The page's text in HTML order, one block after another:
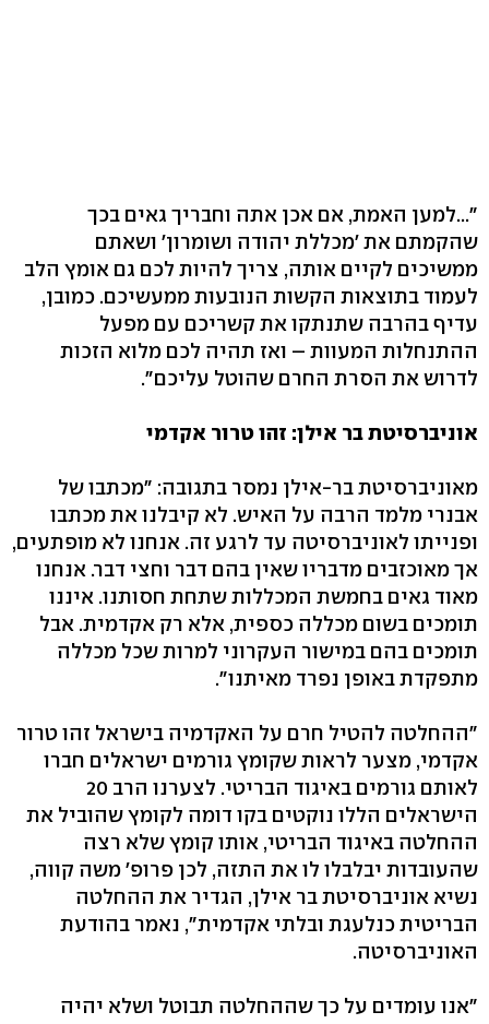
"...למען האמת, אם אכן אתה וחבריך גאים בכך
שהקמתם את 'מכללת יהודה ושומרון' ושאתם
ממשיכים לקיים אותה, צריך להיות לכם גם אומץ הלב
לעמוד בתוצאות הקשות הנובעות ממעשיכם. כמובן,
עדיף בהרבה שתנתקו את קשריכם עם מפעל
ההתנחלות המעוות – ואז תהיה לכם מלוא הזכות
לדרוש את הסרת החרם שהוטל עליכם".
אוניברסיטת בר אילן: זהו טרור אקדמי
מאוניברסיטת בר-אילן נמסר בתגובה: "מכתבו של
אבנרי מלמד הרבה על האיש. לא קיבלנו את מכתבו
ופנייתו לאוניברסיטה עד לרגע זה. אנחנו לא מופתעים,
אך מאוכזבים מדבריו שאין בהם דבר וחצי דבר. אנחנו
מאוד גאים בחמשת המכללות שתחת חסותנו. איננו
תומכים בשום מכללה כספית, אלא רק אקדמית. אבל
תומכים בהם במישור העקרוני למרות שכל מכללה
מתפקדת באופן נפרד מאיתנו".
"ההחלטה להטיל חרם על האקדמיה בישראל זהו טרור
אקדמי, מצער לראות שקומץ גורמים ישראלים חברו
לאותם גורמים באיגוד הבריטי. לצערנו הרב 20
הישראלים הללו נוקטים בקו דומה לקומץ שהוביל את
ההחלטה באיגוד הבריטי, אותו קומץ שלא רצה
שהעובדות יבלבלו לו את התזה, לכן פרופ' משה קווה,
נשיא אוניברסיטת בר אילן, הגדיר את ההחלטה
הבריטית כנלעגת ובלתי אקדמית", נאמר בהודעת
האוניברסיטה.
"אנו עומדים על כך שההחלטה תבוטל ושלא יהיה